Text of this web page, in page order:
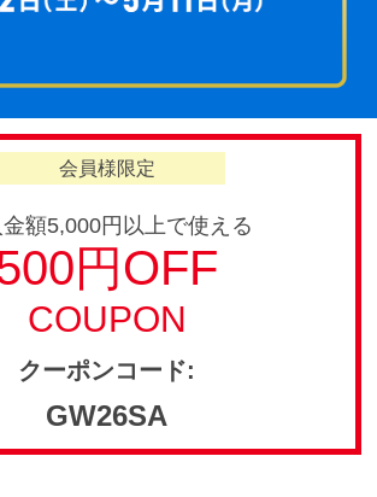
会員様限定
額5,000円以上で使える
円OFF
COUPON
クーポンコード:
GW26SA